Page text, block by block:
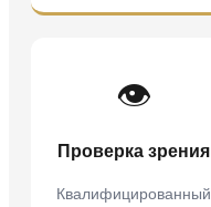
👁️
Проверка зрения
Квалифицированный